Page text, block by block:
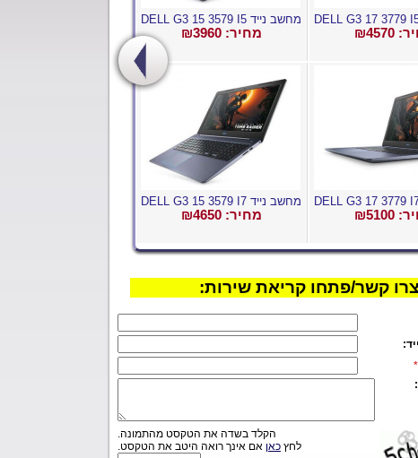
מחשב נייד DELL G3 15 3579 I5
מחיר: ₪3960
מחשב נייד DELL G3 15 3579 I7
מחיר: ₪4650
₪
4570
₪
5100
צרו קשר/פתחו קריאת שירות:
*
הקלד בשדה את הטקסט מהתמונה.
לחץ כאן אם אינך רואה היטב את הטקסט.